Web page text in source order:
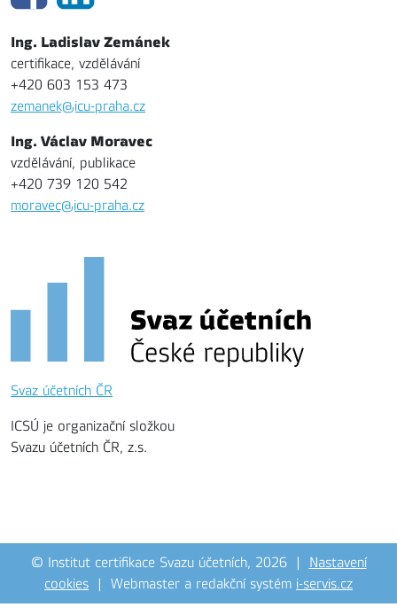
Ing. Ladislav Zemánek
certifikace, vzdělávání
+420 603 153 473
zemanek@icu-praha.cz
Ing. Václav Moravec
vzdělávání, publikace
+420 739 120 542
moravec@icu-praha.cz
Svaz účetních ČR
ICSÚ je organizační složkou
Svazu účetních ČR, z.s.
© Institut certifikace Svazu účetních, 2026 | Nastavení
cookies | Webmaster a redakční systém i-servis.cz